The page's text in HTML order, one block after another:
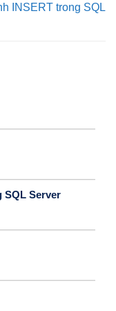
INSERT trong SQL
SQL Server